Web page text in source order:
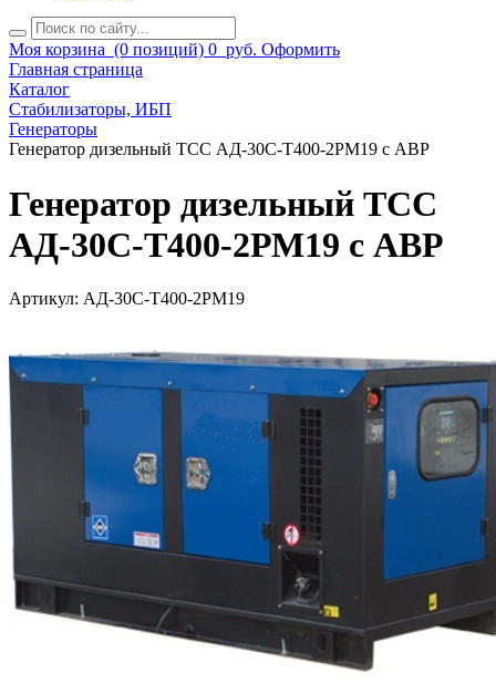
Моя корзина (0 позиций) 0 руб. Оформить
Главная страница
Каталог
Стабилизаторы, ИБП
Генераторы
Генератор дизельный ТСС АД-30С-Т400-2РМ19 с АВР
Генератор дизельный ТСС
АД-30С-Т400-2РМ19 с АВР
Артикул: АД-30С-Т400-2РМ19